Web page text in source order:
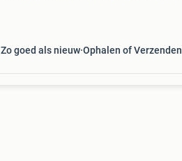
Zo goed als nieuw Ophalen of Verzenden